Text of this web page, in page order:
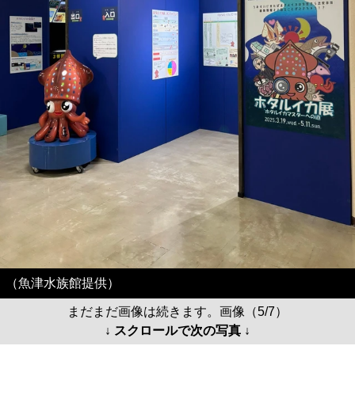
（魚津水族館提供）
まだまだ画像は続きます。画像（5/7）
↓ スクロールで次の写真 ↓